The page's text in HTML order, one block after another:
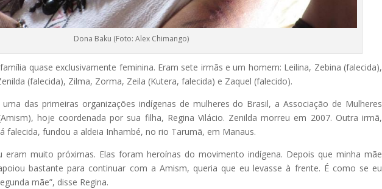
Dona Baku (Foto: Alex Chimango)
quase exclusivamente feminina. Eram sete irmãs e um homem: Leilina, Zebina (falecida),
(falecida), Zilma, Zorma, Zeila (Kutera, falecida) e Zaquel (falecido).
das primeiras organizações indígenas de mulheres do Brasil, a Associação de Mulheres
hoje coordenada por sua filha, Regina Vilácio. Zenilda morreu em 2007. Outra irmã,
falecida, fundou a aldeia Inhambé, no rio Tarumã, em Manaus.
eram muito próximas. Elas foram heroínas do movimento indígena. Depois que minha mãe
bastante para continuar com a Amism, queria que eu levasse à frente. É como se eu
mãe”, disse Regina.